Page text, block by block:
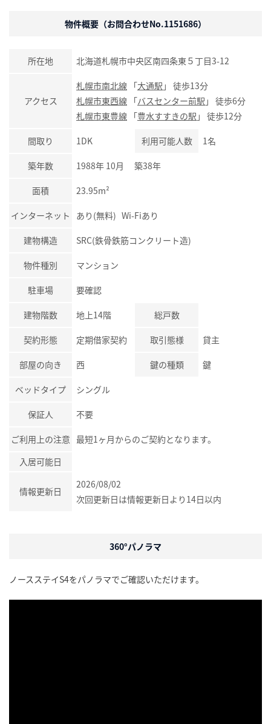
物件概要（お問合わせNo.1151686）
所在地 北海道札幌市中央区南四条東５丁目3-12
アクセス
札幌市南北線 「大通駅 」 徒歩13分
札幌市東西線 「バスセンター前駅 」 徒歩6分
札幌市東豊線 「豊水すすきの駅 」 徒歩12分
間取り 1DK 利用可能人数 1名
築年数 1988年 10月 築38年
面積 23.95m²
インターネット あり(無料) Wi-Fiあり
建物構造 SRC(鉄骨鉄筋コンクリート造)
物件種別 マンション
駐車場 要確認
建物階数 地上14階 総戸数
契約形態 定期借家契約 取引態様 貸主
部屋の向き 西 鍵の種類 鍵
ベッドタイプ シングル
保証人 不要
ご利用上の注意 最短1ヶ月からのご契約となります。
入居可能日
情報更新日
2026/08/02
次回更新日は情報更新日より14日以内
360°パノラマ
ノースステイS4をパノラマでご確認いただけます。